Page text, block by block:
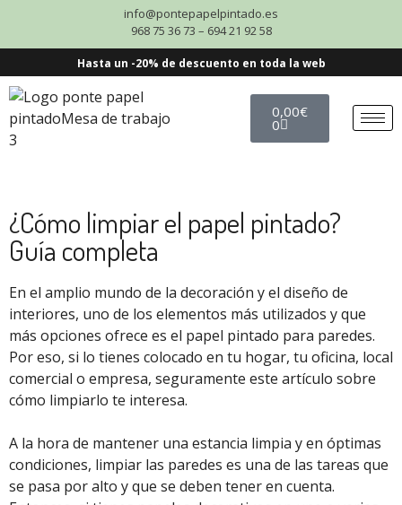
info@pontepapelpintado.es
968 75 36 73 – 694 21 92 58
Hasta un -20% de descuento en toda la web
0,00€
0
¿Cómo limpiar el papel pintado?
Guía completa
En el amplio mundo de la decoración y el diseño de
interiores, uno de los elementos más utilizados y que
más opciones ofrece es el papel pintado para paredes.
Por eso, si lo tienes colocado en tu hogar, tu oficina, local
comercial o empresa, seguramente este artículo sobre
cómo limpiarlo te interesa.
A la hora de mantener una estancia limpia y en óptimas
condiciones, limpiar las paredes es una de las tareas que
se pasa por alto y que se deben tener en cuenta.